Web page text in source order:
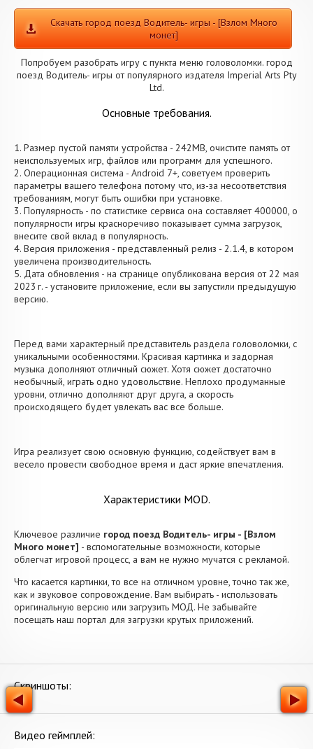
Скачать город поезд Водитель- игры - [Взлом Много
монет]
Попробуем разобрать игру с пункта меню головоломки. город
поезд Водитель- игры от популярного издателя Imperial Arts Pty
Ltd.
Основные требования.
1. Размер пустой памяти устройства - 242MB, очистите память от
неиспользуемых игр, файлов или программ для успешного.
2. Операционная система - Android 7+, советуем проверить
параметры вашего телефона потому что, из-за несоответствия
требованиям, могут быть ошибки при установке.
3. Популярность - по статистике сервиса она составляет 400000, о
популярности игры красноречиво показывает сумма загрузок,
внесите свой вклад в популярность.
4. Версия приложения - представленный релиз - 2.1.4, в котором
увеличена производительность.
5. Дата обновления - на странице опубликована версия от 22 мая
2023 г. - установите приложение, если вы запустили предыдущую
версию.
Перед вами характерный представитель раздела головоломки, с
уникальными особенностями. Красивая картинка и задорная
музыка дополняют отличный сюжет. Хотя сюжет достаточно
необычный, играть одно удовольствие. Неплохо продуманные
уровни, отлично дополняют друг друга, а скорость
происходящего будет увлекать вас все больше.
Игра реализует свою основную функцию, содействует вам в
весело провести свободное время и даст яркие впечатления.
Характеристики MOD.
Ключевое различие город поезд Водитель- игры - [Взлом
Много монет] - вспомогательные возможности, которые
облегчат игровой процесс, а вам не нужно мучатся с рекламой.
Что касается картинки, то все на отличном уровне, точно так же,
как и звуковое сопровождение. Вам выбирать - использовать
оригинальную версию или загрузить МОД. Не забывайте
посещать наш портал для загрузки крутых приложений.
Скриншоты:
Видео геймплей: